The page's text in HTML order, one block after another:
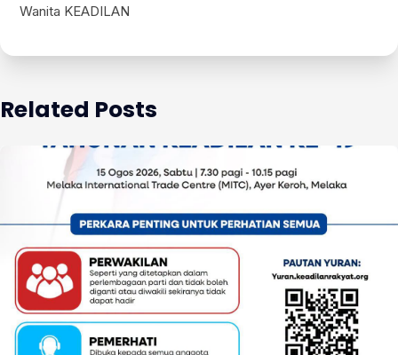
Wanita KEADILAN
Related Posts